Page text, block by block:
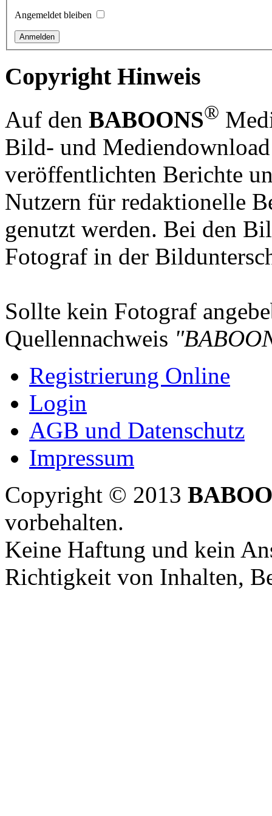
Angemeldet bleiben
Copyright Hinweis
Auf den BABOONS®
Bild- und
veröffentlichten Berichte
Nutzern für redaktionelle
genutzt werden. Bei den
Fotograf in der
Sollte kein Fotograf
Quellennachweis
Registrierung Online
Login
AGB und Datenschutz
Impressum
Copyright © 2013
vorbehalten.
Keine Haftung und kein
Richtigkeit von Inhalten,